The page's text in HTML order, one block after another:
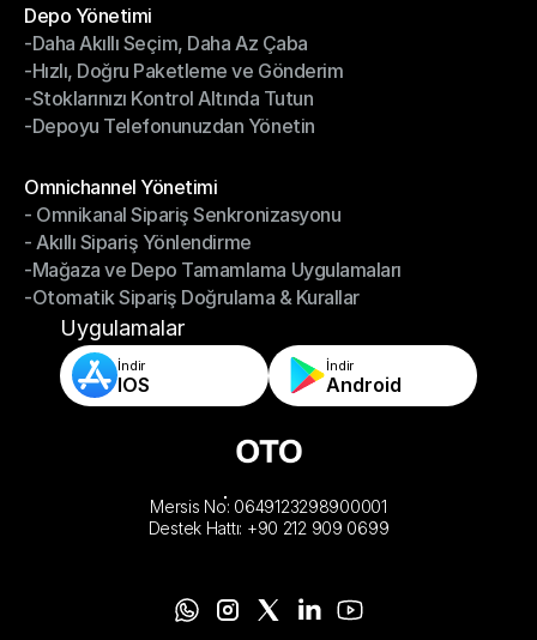
Depo Yönetimi
Depo Yönetimi
-Daha Akıllı Seçim, Daha Az Çaba
-Daha Akıllı Seçim, Daha Az Çaba
-Hızlı, Doğru Paketleme ve Gönderim
-Hızlı, Doğru Paketleme ve Gönderim
-Stoklarınızı Kontrol Altında Tutun
-Stoklarınızı Kontrol Altında Tutun
-Depoyu Telefonunuzdan Yönetin
Omnichannel Yönetimi
Omnichannel Yönetimi
- Omnikanal Sipariş Senkronizasyonu
- Omnikanal Sipariş Senkronizasyonu
- Akıllı Sipariş Yönlendirme
- Akıllı Sipariş Yönlendirme
-Mağaza ve Depo Tamamlama Uygulamaları
-Mağaza ve Depo Tamamlama Uygulamaları
-Otomatik Sipariş Doğrulama & Kurallar
-Otomatik Sipariş Doğrulama & Kurallar
Uygulamalar
İndir
IOS
İndir
Android
Mersis No: 0649123298900001
Destek Hattı: +90 212 909 0699